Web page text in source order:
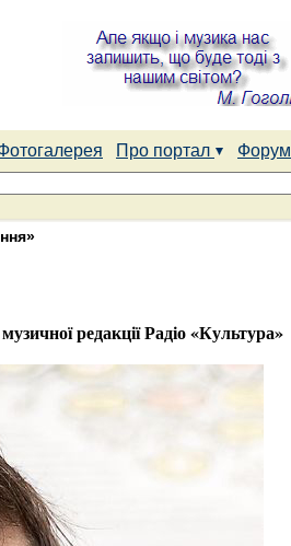
Про портал
Форум
редакції Радіо «Культура»